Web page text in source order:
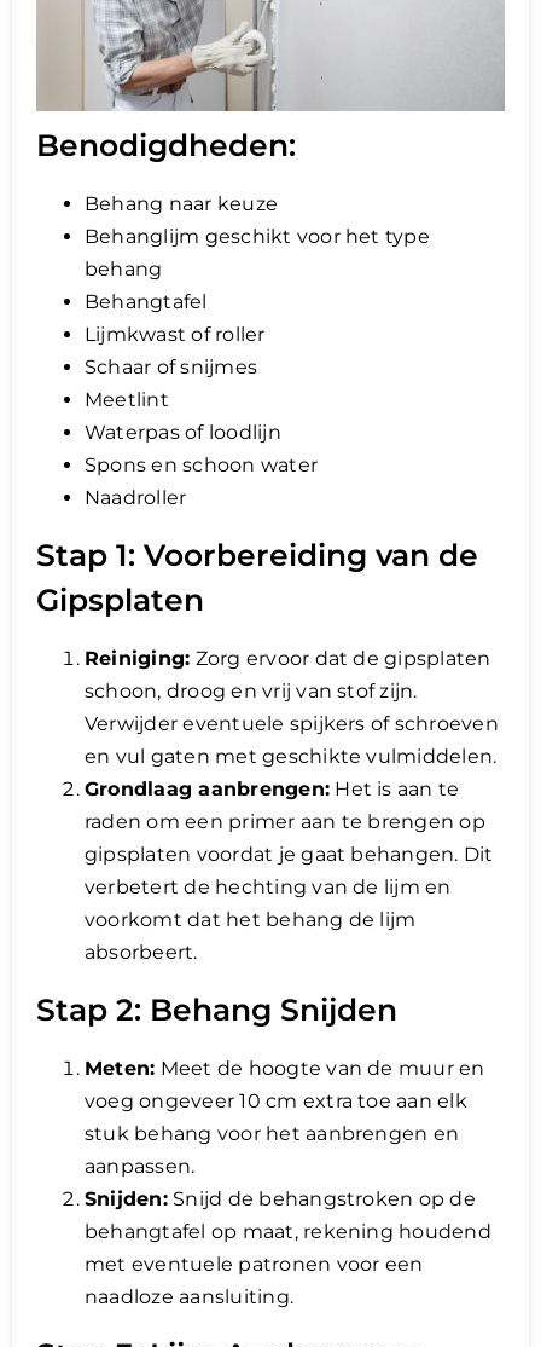
Benodigdheden:
Behang naar keuze
Behanglijm geschikt voor het type
behang
Behangtafel
Lijmkwast of roller
Schaar of snijmes
Meetlint
Waterpas of loodlijn
Spons en schoon water
Naadroller
Stap 1: Voorbereiding van de
Gipsplaten
Reiniging: Zorg ervoor dat de gipsplaten
schoon, droog en vrij van stof zijn.
Verwijder eventuele spijkers of schroeven
en vul gaten met geschikte vulmiddelen.
Grondlaag aanbrengen: Het is aan te
raden om een primer aan te brengen op
gipsplaten voordat je gaat behangen. Dit
verbetert de hechting van de lijm en
voorkomt dat het behang de lijm
absorbeert.
Stap 2: Behang Snijden
Meten: Meet de hoogte van de muur en
voeg ongeveer 10 cm extra toe aan elk
stuk behang voor het aanbrengen en
aanpassen.
Snijden:Snijd de behangstroken op de
behangtafel op maat, rekening houdend
met eventuele patronen voor een
naadloze aansluiting.